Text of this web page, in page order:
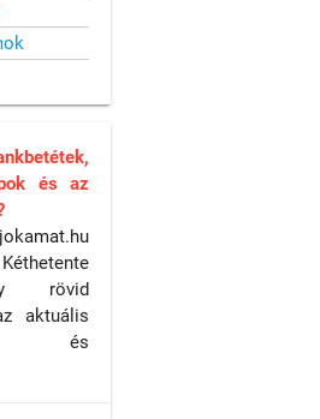
és az
rövid
aktuális
és